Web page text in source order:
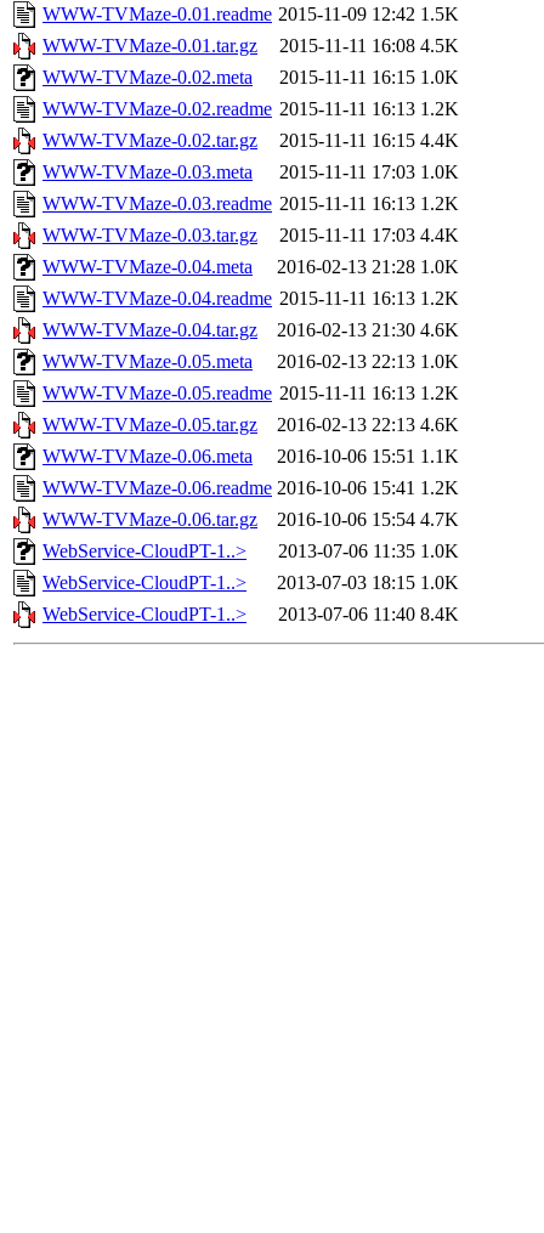
WWW-TVMaze-0.01.readme 2015-11-09 12:42 1.5K
WWW-TVMaze-0.01.tar.gz
2015-11-11 16:08 4.5K
WWW-TVMaze-0.02.meta
2015-11-11 16:15 1.0K
WWW-TVMaze-0.02.readme 2015-11-11 16:13 1.2K
WWW-TVMaze-0.02.tar.gz
2015-11-11 16:15 4.4K
WWW-TVMaze-0.03.meta
2015-11-11 17:03 1.0K
WWW-TVMaze-0.03.readme 2015-11-11 16:13 1.2K
WWW-TVMaze-0.03.tar.gz
2015-11-11 17:03 4.4K
WWW-TVMaze-0.04.meta
2016-02-13 21:28 1.0K
WWW-TVMaze-0.04.readme 2015-11-11 16:13 1.2K
WWW-TVMaze-0.04.tar.gz
2016-02-13 21:30 4.6K
WWW-TVMaze-0.05.meta
2016-02-13 22:13 1.0K
WWW-TVMaze-0.05.readme 2015-11-11 16:13 1.2K
WWW-TVMaze-0.05.tar.gz
2016-02-13 22:13 4.6K
WWW-TVMaze-0.06.meta
2016-10-06 15:51 1.1K
WWW-TVMaze-0.06.readme 2016-10-06 15:41 1.2K
WWW-TVMaze-0.06.tar.gz
2016-10-06 15:54 4.7K
WebService-CloudPT-1..>
2013-07-06 11:35 1.0K
WebService-CloudPT-1..>
2013-07-03 18:15 1.0K
WebService-CloudPT-1..>
2013-07-06 11:40 8.4K